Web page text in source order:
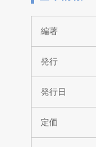
編著
発行
発行日
定価